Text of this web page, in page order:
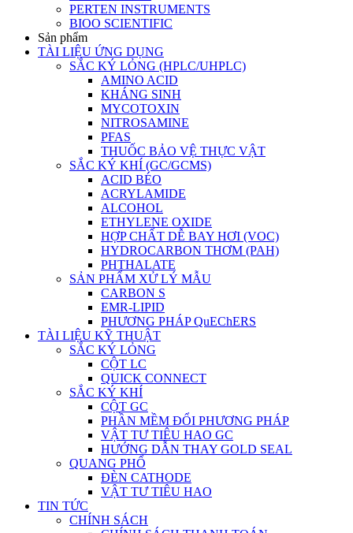
PERTEN INSTRUMENTS
BIOO SCIENTIFIC
Sản phẩm
TÀI LIỆU ỨNG DỤNG
SẮC KÝ LỎNG (HPLC/UHPLC)
AMINO ACID
KHÁNG SINH
MYCOTOXIN
NITROSAMINE
PFAS
THUỐC BẢO VỆ THỰC VẬT
SẮC KÝ KHÍ (GC/GCMS)
ACID BÉO
ACRYLAMIDE
ALCOHOL
ETHYLENE OXIDE
HỢP CHẤT DỄ BAY HƠI (VOC)
HYDROCARBON THƠM (PAH)
PHTHALATE
SẢN PHẨM XỬ LÝ MẪU
CARBON S
EMR-LIPID
PHƯƠNG PHÁP QuEChERS
TÀI LIỆU KỸ THUẬT
SẮC KÝ LỎNG
CỘT LC
QUICK CONNECT
SẮC KÝ KHÍ
CỘT GC
PHẦN MỀM ĐỔI PHƯƠNG PHÁP
VẬT TƯ TIÊU HAO GC
HƯỚNG DẪN THAY GOLD SEAL
QUANG PHỔ
ĐÈN CATHODE
VẬT TƯ TIÊU HAO
TIN TỨC
CHÍNH SÁCH